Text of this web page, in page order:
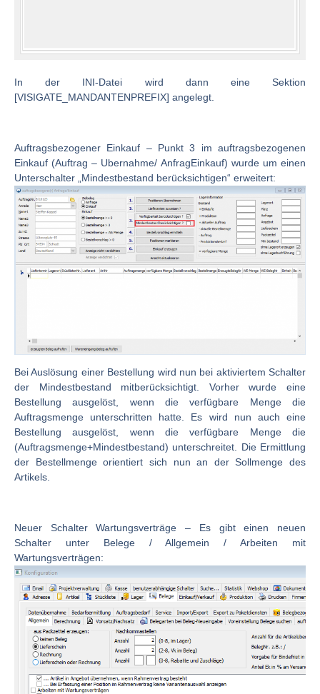
In der INI-Datei wird dann eine Sektion
[VISIGATE_MANDANTENPREFIX] angelegt.
Auftragsbezogener Einkauf – Punkt 3 im auftragsbezogenen
Einkauf (Auftrag – Ubernahme/ AnfragEinkauf) wurde um einen
Unterschalter „Mindestbestand berücksichtigen“ erweitert:
Bei Auslösung einer Bestellung wird nun bei aktiviertem Schalter
der Mindestbestand mitberücksichtigt. Vorher wurde eine
Bestellung ausgelöst, wenn die verfügbare Menge die
Auftragsmenge unterschritten hatte. Es wird nun auch eine
Bestellung ausgelöst, wenn die verfügbare Menge die
(Auftragsmenge+Mindestbestand) unterschreitet. Die Ermittlung
der Bestellmenge orientiert sich nun an der Sollmenge des
Artikels.
Neuer Schalter Wartungsverträge – Es gibt einen neuen
Schalter unter Belege / Allgemein / Arbeiten mit
Wartungsverträgen: